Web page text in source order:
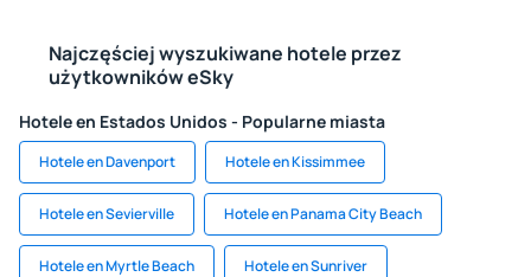
Najczęściej wyszukiwane hotele przez
użytkowników eSky
Hotele en Estados Unidos - Popularne miasta
Hotele en Davenport Hotele en Kissimmee
Hotele en Sevierville Hotele en Panama City Beach
Hotele en Myrtle Beach Hotele en Sunriver